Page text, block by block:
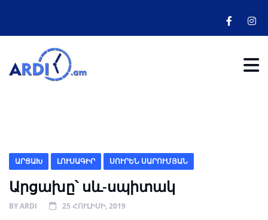
ԱՐՑԱԽ ԼՈՒՍԱԳԻՐ ՍՈՒՐԵՆ ՍԱՐՈՒՄՅԱՆ
Արցախը՝ սև-սպիտակ
BYARDI 25 ՀՈՒԼԻՍԻ, 2019